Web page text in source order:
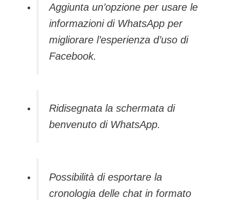
Aggiunta un’opzione per usare le
informazioni di WhatsApp per
migliorare l’esperienza d’uso di
Facebook.
Ridisegnata la schermata di
benvenuto di WhatsApp.
Possibilità di esportare la
cronologia delle chat in formato